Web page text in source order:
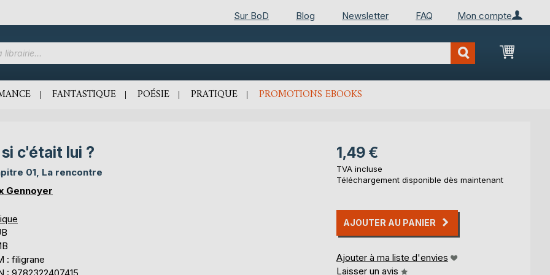
Mon compte
Sur BoD Blog Newsletter FAQ
Mon
FANTASTIQUE POÉSIE PRATIQUE PROMOTIONS EBOOKS
c'était lui ?
01, La rencontre
Gennoyer
: filigrane
1,49 €
TVA incluse
Téléchargement disponible dès maintenant
AJOUTER AU PANIER
Ajouter à ma liste d'envies
Laisser un avis